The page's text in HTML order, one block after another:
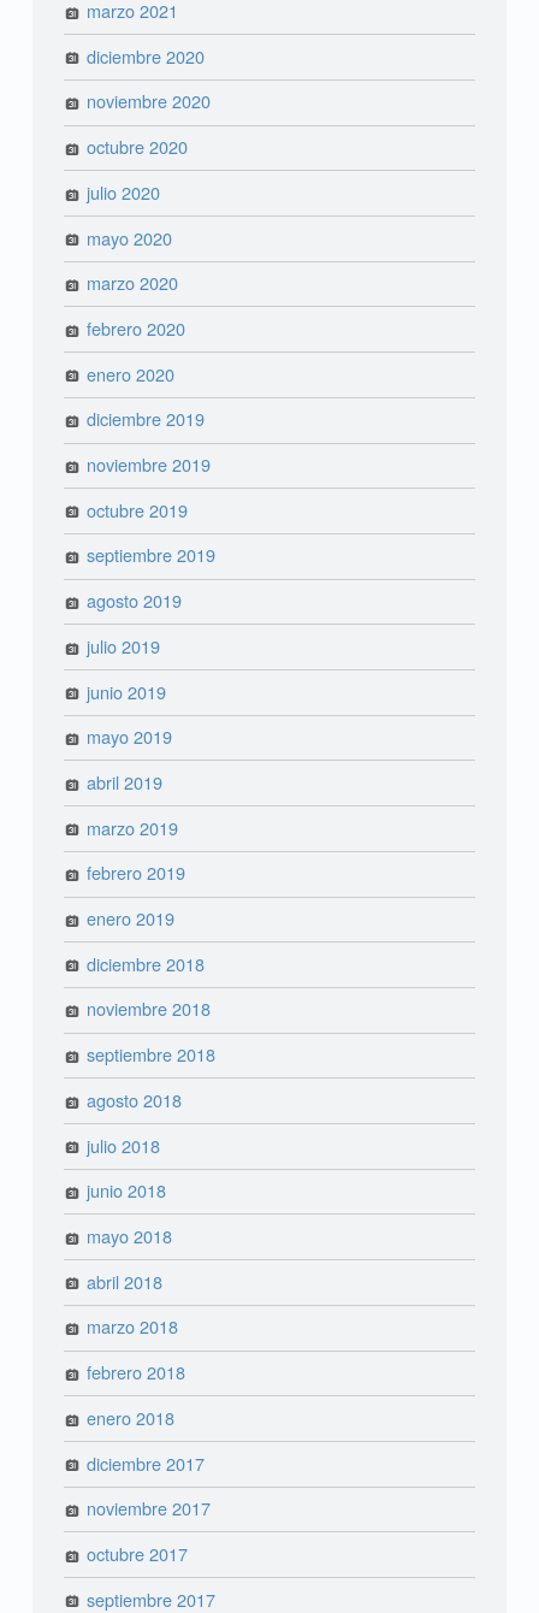
marzo 2021
diciembre 2020
noviembre 2020
octubre 2020
julio 2020
mayo 2020
marzo 2020
febrero 2020
enero 2020
diciembre 2019
noviembre 2019
octubre 2019
septiembre 2019
agosto 2019
julio 2019
junio 2019
mayo 2019
abril 2019
marzo 2019
febrero 2019
enero 2019
diciembre 2018
noviembre 2018
septiembre 2018
agosto 2018
julio 2018
junio 2018
mayo 2018
abril 2018
marzo 2018
febrero 2018
enero 2018
diciembre 2017
noviembre 2017
octubre 2017
septiembre 2017